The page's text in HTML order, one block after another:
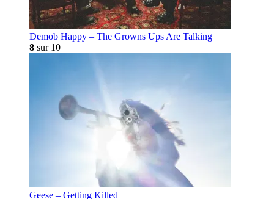
Demob Happy – The Growns Ups Are Talking
8 sur 10
Geese – Getting Killed